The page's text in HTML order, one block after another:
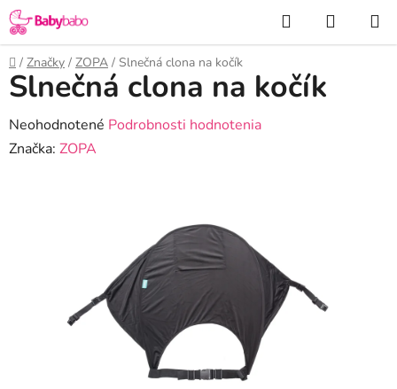
Prejsť
na
obsah
Hľadať
KOŠÍK
Domov
/ Značky / ZOPA / Slnečná clona na kočík
Slnečná clona na kočík
Priemerné
hodnotenie
Neohodnotené Podrobnosti hodnotenia
Značka: ZOPA